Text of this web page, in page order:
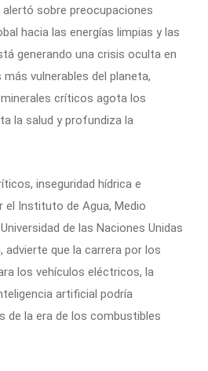
alertó sobre preocupaciones
hacia las energías limpias y las
generando una crisis oculta en
vulnerables del planeta,
críticos agota los
la salud y profundiza la
inseguridad hídrica e
el Instituto de Agua, Medio
de las Naciones Unidas
advierte que la carrera por los
los vehículos eléctricos, la
artificial podría
de la era de los combustibles